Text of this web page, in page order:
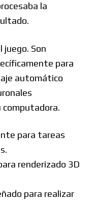
la
juego. Son
para
automático
para tareas
renderizado 3D
para realizar